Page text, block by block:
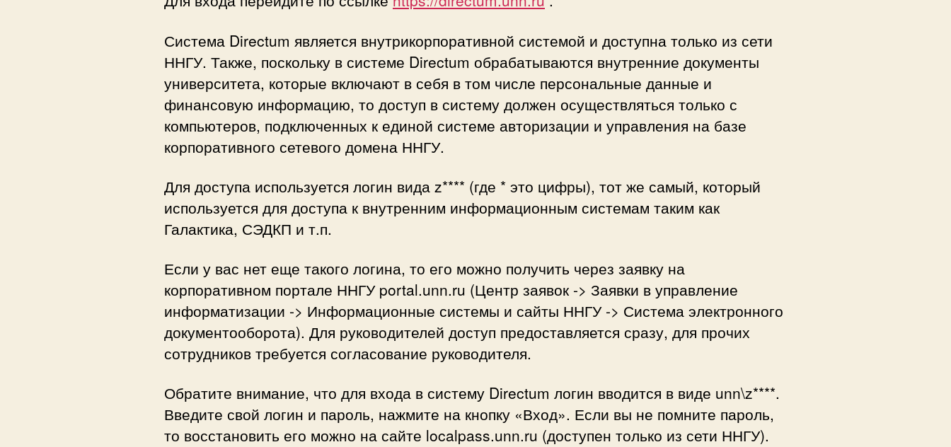
Система Directum является внутрикорпоративной системой и доступна только из сети
ННГУ. Также, поскольку в системе Directum обрабатываются внутренние документы
университета, которые включают в себя в том числе персональные данные и
финансовую информацию, то доступ в систему должен осуществляться только с
компьютеров, подключенных к единой системе авторизации и управления на базе
корпоративного сетевого домена ННГУ.
Для доступа используется логин вида z**** (где * это цифры), тот же самый, который
используется для доступа к внутренним информационным системам таким как
Галактика, СЭДКП и т.п.
Если у вас нет еще такого логина, то его можно получить через заявку на
корпоративном портале ННГУ portal.unn.ru (Центр заявок -> Заявки в управление
информатизации -> Информационные системы и сайты ННГУ -> Система электронного
документооборота). Для руководителей доступ предоставляется сразу, для прочих
сотрудников требуется согласование руководителя.
Обратите внимание, что для входа в систему Directum логин вводится в виде unn\z****.
Введите свой логин и пароль, нажмите на кнопку «Вход». Если вы не помните пароль,
то восстановить его можно на сайте localpass.unn.ru (доступен только из сети ННГУ).